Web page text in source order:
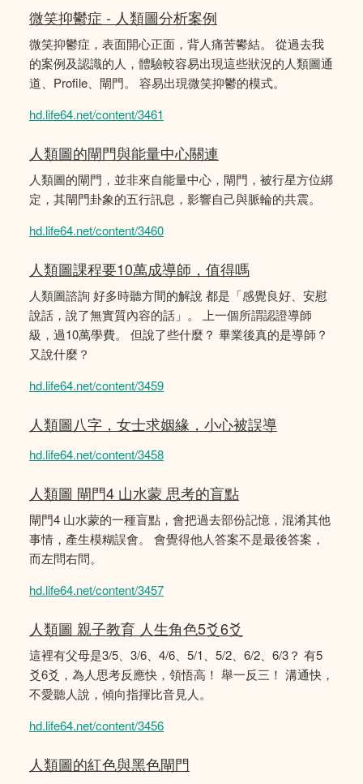
微笑抑鬱症 - 人類圖分析案例
微笑抑鬱症，表面開心正面，背人痛苦鬰結。 從過去我
的案例及認識的人，體驗較容易出現這些狀況的人類圖通
道、Profile、閘門。 容易出現微笑抑鬱的模式。
hd.life64.net/content/3461
人類圖的閘門與能量中心關連
人類圖的閘門，並非來自能量中心，閘門，被行星方位綁
定，其閘門卦象的五行訊息，影響自己與脈輪的共震。
hd.life64.net/content/3460
人類圖課程要10萬成導師，值得嗎
人類圖諮詢 好多時聽方間的解說 都是「感覺良好、安慰
說話，說了無實質內容的話」。 上一個所謂認證導師
級，過10萬學費。 但說了些什麼？ 畢業後真的是導師？
又說什麼？
hd.life64.net/content/3459
人類圖八字，女士求姻緣，小心被誤導
hd.life64.net/content/3458
人類圖 閘門4 山水蒙 思考的盲點
閘門4 山水蒙的一種盲點，會把過去部份記憶，混淆其他
事情，產生模糊誤會。 會覺得他人答案不是最後答案，
而左問右問。
hd.life64.net/content/3457
人類圖 親子教育 人生角色5爻6爻
這裡有父母是3/5、3/6、4/6、5/1、5/2、6/2、6/3？ 有5
爻6爻，為人思考反應快，領悟高！ 舉一反三！ 溝通快，
不愛聽人說，傾向指揮比音見人。
hd.life64.net/content/3456
人類圖的紅色與黑色閘門